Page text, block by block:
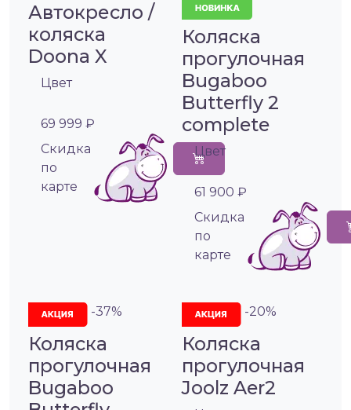
Автокресло /
коляска
Doona X
Цвет
69 999 ₽
Cкидка
по
карте
Коляска
прогулочная
Bugaboo
Butterfly 2
complete
Цвет
61 900 ₽
Cкидка
по
карте
-37%
Коляска
прогулочная
Bugaboo
-20%
Коляска
прогулочная
Joolz Aer2